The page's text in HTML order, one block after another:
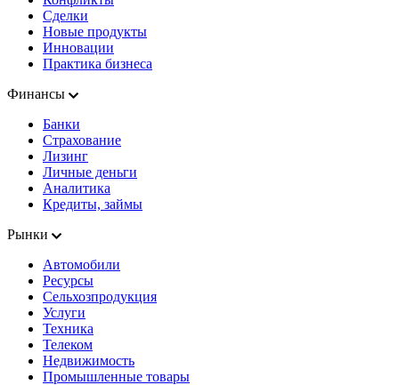
Сделки
Новые продукты
Инновации
Практика бизнеса
Финансы
Банки
Страхование
Лизинг
Личные деньги
Аналитика
Кредиты, займы
Рынки
Автомобили
Ресурсы
Сельхозпродукция
Услуги
Техника
Телеком
Недвижимость
Промышленные товары